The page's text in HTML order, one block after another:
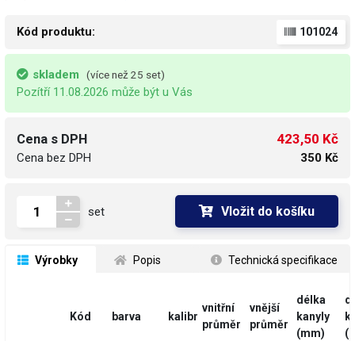
Kód produktu: 101024
skladem (více než 25 set)
Pozítří 11.08.2026 může být u Vás
Cena s DPH
Cena bez DPH
423,50 Kč
350 Kč
set Vložit do košíku
Výrobky Popis Technická specifikace
Kód barva kalibr
vnitřní
průměr
vnější
průměr
délka
kanyly
(mm)